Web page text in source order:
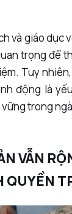
và giáo dục
trọng để
Tuy
động là
trong
VẪN
QUYỀN